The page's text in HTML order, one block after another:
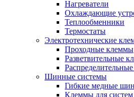
Нагреватели
Охлаждающие
Теплообменники
Термостаты
Электротехнические
Проходные клеммы
Разветвительные
Шинные системы
Гибкие медные
Клеммы для